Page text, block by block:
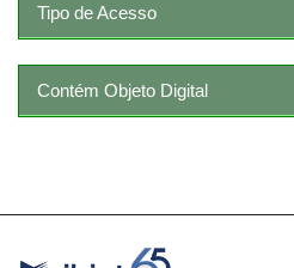
Tipo de Acesso
Contém Objeto Digital